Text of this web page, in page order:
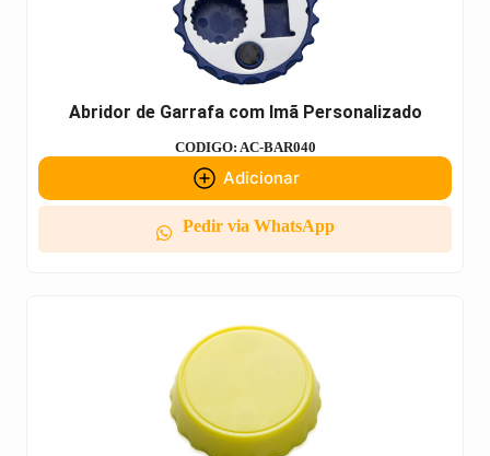
Abridor de Garrafa com Imã Personalizado
CODIGO: AC-BAR040
Adicionar
Pedir via WhatsApp